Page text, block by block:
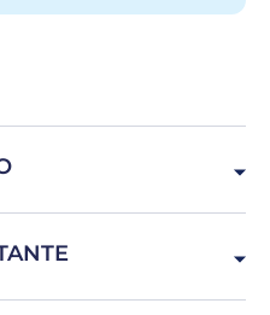
718, Portugal